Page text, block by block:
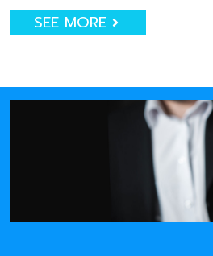
SEE MORE